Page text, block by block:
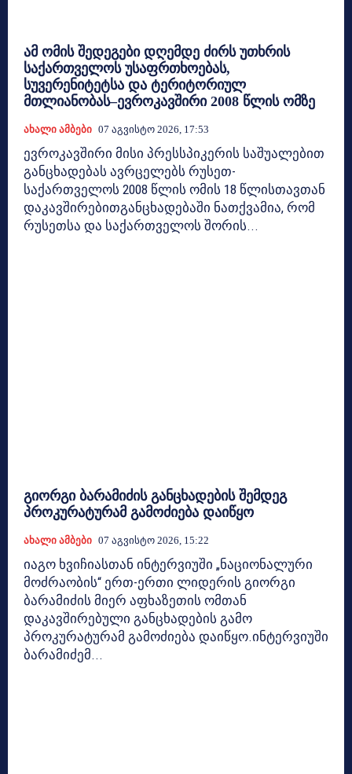
ამ ომის შედეგები დღემდე ძირს უთხრის
საქართველოს უსაფრთხოებას,
სუვერენიტეტსა და ტერიტორიულ
მთლიანობას–ევროკავშირი 2008 წლის ომზე
Ახალი Ამბები 07 Აგვისტო 2026, 17:53
ევროკავშირი მისი პრესსპიკერის საშუალებით
განცხადებას ავრცელებს რუსეთ-
საქართველოს 2008 წლის ომის 18 წლისთავთან
დაკავშირებითგანცხადებაში ნათქვამია, რომ
რუსეთსა და საქართველოს შორის...
გიორგი ბარამიძის განცხადების შემდეგ
პროკურატურამ გამოძიება დაიწყო
Ახალი Ამბები 07 Აგვისტო 2026, 15:22
იაგო ხვიჩიასთან ინტერვიუში „ნაციონალური
მოძრაობის“ ერთ-ერთი ლიდერის გიორგი
ბარამიძის მიერ აფხაზეთის ომთან
დაკავშირებული განცხადების გამო
პროკურატურამ გამოძიება დაიწყო.ინტერვიუში
ბარამიძემ...